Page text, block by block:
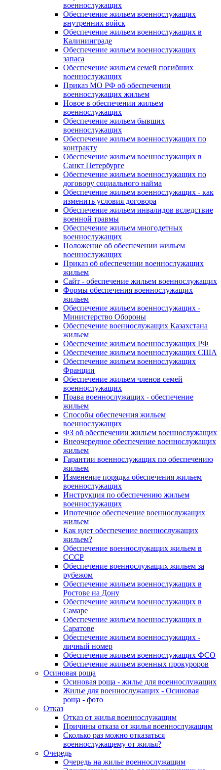
военнослужащих
Обеспечение жильем военнослужащих
внутренних войск
Обеспечение жильем военнослужащих в
Калининграде
Обеспечение жильем военнослужащих
запаса
Обеспечение жильем семей погибших
военнослужащих
Приказ МО РФ об обеспечении
военнослужащих жильем
Новое в обеспечении жильем
военнослужащих
Обеспечение жильем бывших
военнослужащих
Обеспечение жильем военнослужащих по
контракту
Обеспечение жильем военнослужащих в
Санкт Петербурге
Обеспечение жильем военнослужащих по
договору социального найма
Обеспечение жильем военнослужащих - как
изменить условия договора
Обеспечение жильем инвалидов вследствие
военной травмы
Обеспечение жильем многодетных
военнослужащих
Положение об обеспечении жильем
военнослужащих
Приказ об обеспечении военнослужащих
жильем
Сайт - обеспечение жильем военнослужащих
Формы обеспечения военнослужащих
жильем
Обеспечение жильем военнослужащих -
Министерство Обороны
Обеспечение военнослужащих Казахстана
жильем
Обеспечение жильем военнослужащих РФ
Обеспечение жильем военнослужащих США
Обеспечение жильем военнослужащих
Франции
Обеспечение жильем членов семей
военнослужащих
Права военнослужащих - обеспечение
жильем
Способы обеспечения жильем
военнослужащих
ФЗ об обеспечении жильем военнослужащих
Внеочередное обеспечение военнослужащих
жильем
Гарантии военнослужащих по обеспечению
жильем
Изменение порядка обеспечения жильем
военнослужащих
Инструкция по обеспечению жильем
военнослужащих
Ипотечное обеспечение военнослужащих
жильем
Как идет обеспечение военнослужащих
жильем?
Обеспечение военнослужащих жильем в
СССР
Обеспечение военнослужащих жильем за
рубежом
Обеспечение жильем военнослужащих в
Ростове на Дону
Обеспечение жильем военнослужащих в
Самаре
Обеспечение жильем военнослужащих в
Саратове
Обеспечение жильем военнослужащих -
личный номер
Обеспечение жильем военнослужащих ФСО
Обеспечение жильем военных прокуроров
Осиновая роща
Осиновая роща - жилье для военнослужащих
Жилье для военнослужащих - Осиновая
роща - фото
Отказ
Отказ от жилья военнослужащим
Причины отказа от жилья военнослужащим
Сколько раз можно отказаться
военнослужащему от жилья?
Очередь
Очередь на жилье военнослужащим